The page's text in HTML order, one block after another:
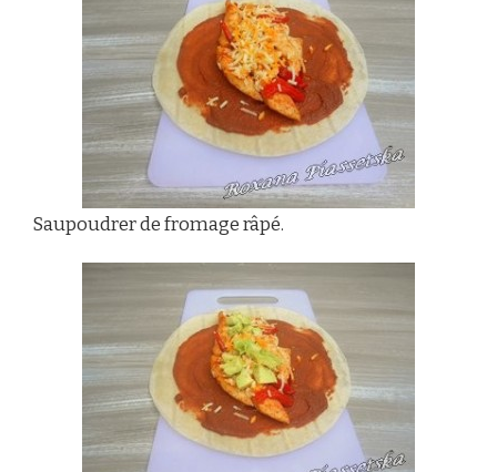
Saupoudrer de fromage râpé.